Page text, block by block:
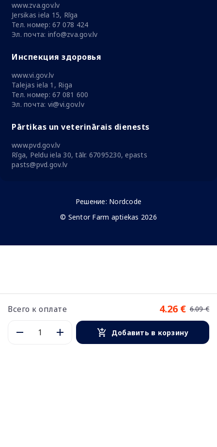
Всего к оплате 4.26 € 6.09 €
Добавить в корзину
www.zva.gov.lv
Jersikas iela 15, Rīga
Тел. номер: 67 078 424
Эл. почта: info@zva.gov.lv
Инспекция здоровья
www.vi.gov.lv
Talejas iela 1, Riga
Тел. номер: 67 081 600
Эл. почта: vi@vi.gov.lv
Pārtikas un veterinārais dienests
www.pvd.gov.lv
Rīga, Peldu iela 30, tālr. 67095230, epasts
pasts@pvd.gov.lv
Решение: Nordcode
© Sentor Farm aptiekas 2026